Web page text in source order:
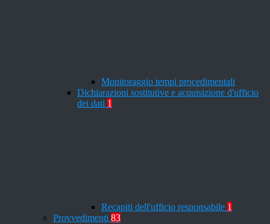
Monitoraggio tempi procedimentali
Dichiarazioni sostitutive e acquisizione d'ufficio
dei dati 1
Recapiti dell'ufficio responsabile 1
Provvedimenti 83